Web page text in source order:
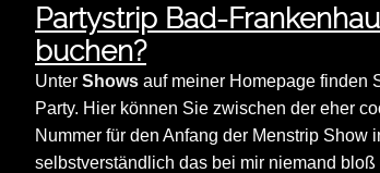
Partystrip Bad-
buchen?
Unter Shows auf meiner Homepage finden
Party. Hier können Sie zwischen der eher
Nummer für den Anfang der Menstrip
selbstverständlich das bei mir niemand